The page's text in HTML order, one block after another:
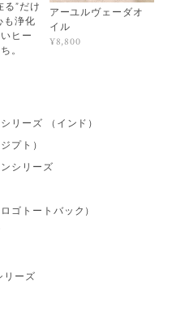
る”だけ
も浄化
ヒー
。
アーユルヴェーダオ
イル
¥8,800
リーズ （インド）
プト）
シリーズ
ゴトートバック）
リーズ